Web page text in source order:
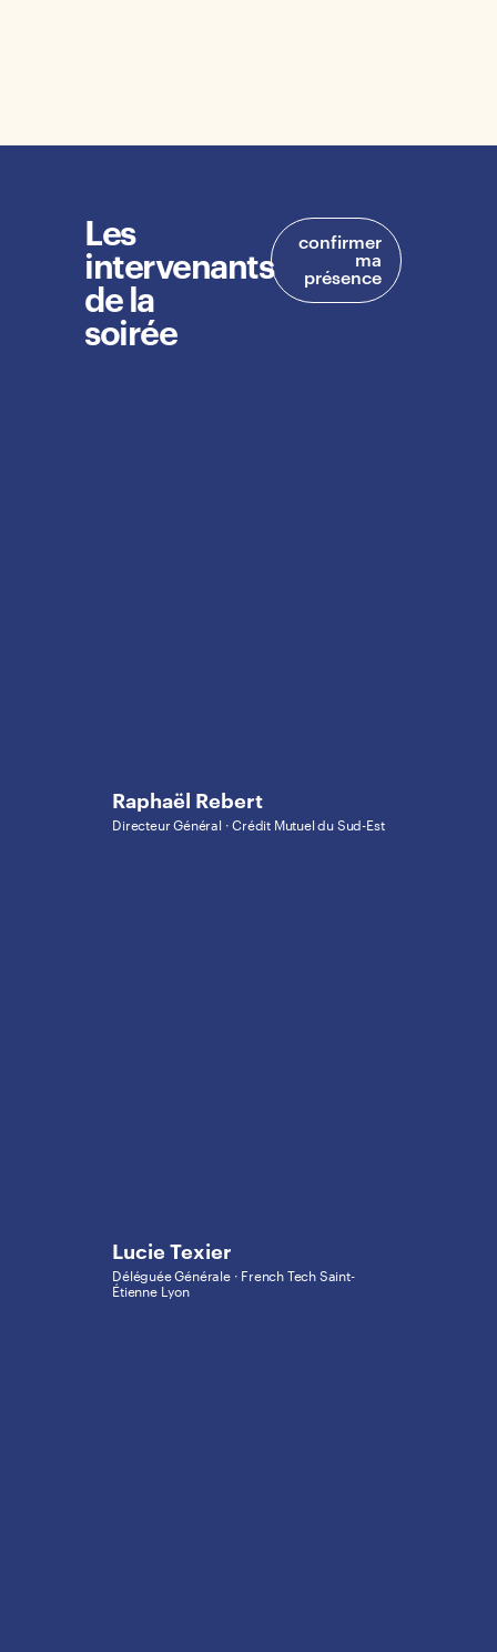
Les
intervenants
de la
soirée
confirmer
ma
présence
Raphaël Rebert
Directeur Général · Crédit Mutuel du Sud-Est
Lucie Texier
Déléguée Générale · French Tech Saint-
Étienne Lyon